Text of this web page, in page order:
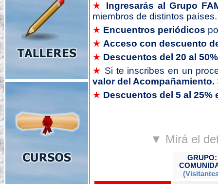
★
Ingresarás al Grupo
miembros de distintos
★ Encuentros periódicos
★ Acceso con descuento
★ Descuentos del 20 al
★ Si te inscribes en un
valor del Acompañamiento.
★ Descuentos del 5 al
▼ Mirá el
GRUPO: